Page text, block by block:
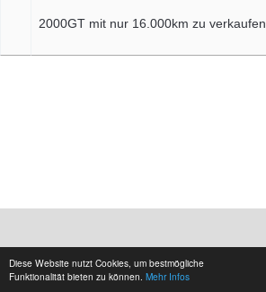
Diese Website nutzt Cookies, um bestmögliche
Funktionalität bieten zu können. Mehr Infos
2000GT mit nur ⁣16.000km zu verkaufen